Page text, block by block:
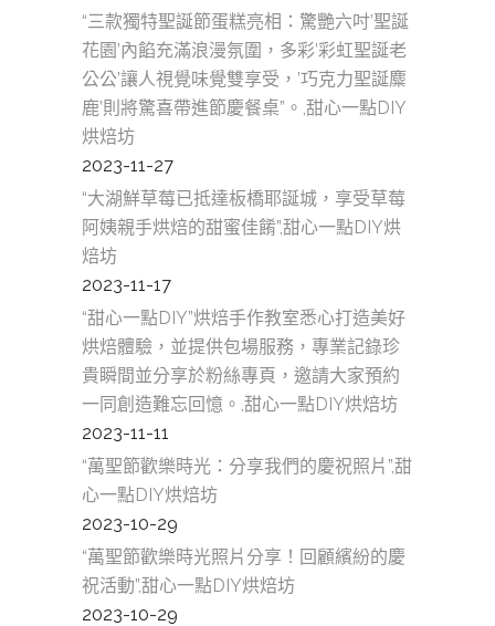
“三款獨特聖誕節蛋糕亮相：驚艷六吋’聖誕
花園’內餡充滿浪漫氛圍，多彩’彩虹聖誕老
公公’讓人視覺味覺雙享受，’巧克力聖誕麋
鹿’則將驚喜帶進節慶餐桌”。,甜心一點DIY
烘焙坊
2023-11-27
“大湖鮮草莓已抵達板橋耶誕城，享受草莓
阿姨親手烘焙的甜蜜佳餚”,甜心一點DIY烘
焙坊
2023-11-17
“甜心一點DIY”烘焙手作教室悉心打造美好
烘焙體驗，並提供包場服務，專業記錄珍
貴瞬間並分享於粉絲專頁，邀請大家預約
一同創造難忘回憶。,甜心一點DIY烘焙坊
2023-11-11
“萬聖節歡樂時光：分享我們的慶祝照片”,甜
心一點DIY烘焙坊
2023-10-29
“萬聖節歡樂時光照片分享！回顧繽紛的慶
祝活動”,甜心一點DIY烘焙坊
2023-10-29